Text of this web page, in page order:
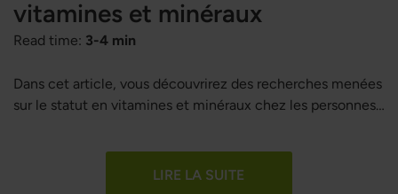
vitamines et minéraux
Read time: 3-4 min
Dans cet article, vous découvrirez des recherches menées
sur le statut en vitamines et minéraux chez les personnes
LIRE LA SUITE